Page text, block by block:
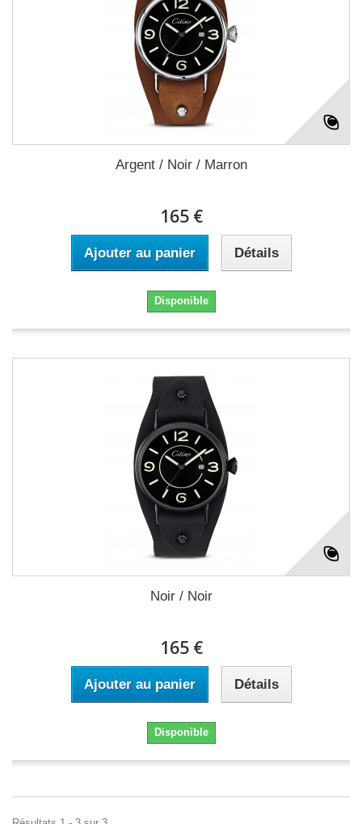
Argent / Noir / Marron
165 €
Ajouter au panier Détails
Disponible
Noir / Noir
165 €
Ajouter au panier Détails
Disponible